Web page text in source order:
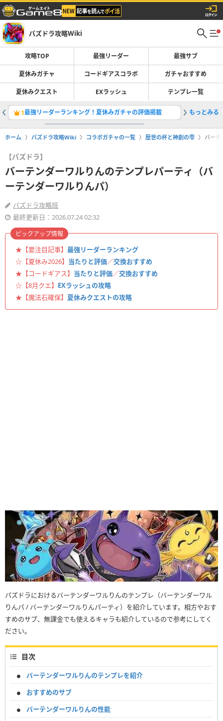
パズドラ攻略Wiki
攻略TOP 最強リーダー 最強サブ
夏休みガチャ コードギアスコラボ ガチャおすすめ
夏休みクエスト EXラッシュ テンプレ一覧
1最強リーダーランキング！夏休みガチャの評価掲載 2コード
もっとみる
ホーム パズドラ攻略Wiki コラボガチャの一覧 歴世の杯と神創の雫 バーテ
【パズドラ】
バーテンダーワルりんのテンプレパーティ（バ
ーテンダーワルりんパ）
パズドラ攻略班
最終更新日：2026.07.24 02:32
★【要注目記事】 最強リーダーランキング
☆【夏休み2026】 当たりと評価／交換おすすめ
★【コードギアス】 当たりと評価／交換おすすめ
☆【8月クエ】 EXラッシュの攻略
★【魔法石確保】 夏休みクエストの攻略
ピックアップ情報
パズドラにおけるバーテンダーワルりんのテンプレ（バーテンダーワル
りんパ / バーテンダーワルりんパーティ）を紹介しています。相方やおす
すめのサブ、無課金でも使えるキャラも紹介しているので参考にしてく
ださい。
目次
バーテンダーワルりんのテンプレを紹介
おすすめのサブ
バーテンダーワルりんの性能